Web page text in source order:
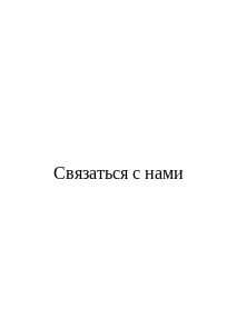
Связаться с нами